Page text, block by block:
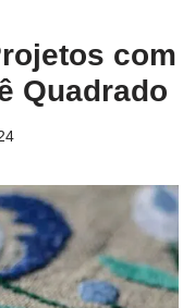
com
Quadrado